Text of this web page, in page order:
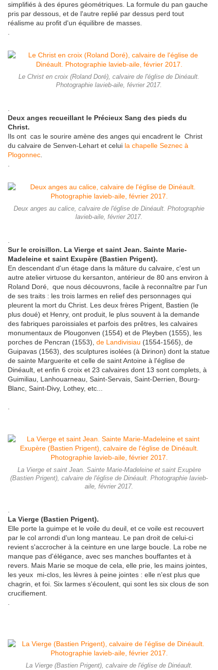
simplifiés à des épures géométriques. La formule du pan gauche
pris par dessous, et de l'autre replié par dessus perd tout
réalisme au profit d'un équilibre de masses.
Le Christ en croix (Roland Doré), calvaire de l'église de Dinéault.
Photographie lavieb-aile, février 2017.
Deux anges recueillant le Précieux Sang des pieds du
Christ.
Ils ont cas le sourire amène des anges qui encadrent le Christ
du calvaire de Senven-Lehart et celui la chapelle Seznec à
Plogonnec
Deux anges au calice, calvaire de l'église de Dinéault. Photographie
lavieb-aile, février 2017.
Sur le croisillon. La Vierge et saint Jean. Sainte Marie-
Madeleine et saint Exupère (Bastien Prigent).
En descendant d'un étage dans la mâture du calvaire, c'est un
autre atelier virtuose du kersanton, antérieur de 80 ans environ à
Roland Doré, que nous découvrons, facile à reconnaître par l'un
de ses traits : les trois larmes en relief des personnages qui
pleurent la mort du Christ. Les deux frères Prigent, Bastien (le
plus doué) et Henry, ont produit, le plus souvent à la demande
des fabriques paroissiales et parfois des prêtres, les calvaires
monumentaux de Plougonven (1554) et de Pleyben (1555), les
porches de Pencran (1553), de Landivisiau (1554-1565), de
Guipavas (1563), des sculptures isolées (à Dirinon) dont la statue
de sainte Marguerite et celle de saint Antoine à l'église de
Dinéault, et enfin 6 croix et 23 calvaires dont 13 sont complets, à
Guimiliau, Lanhouarneau, Saint-Servais, Saint-Derrien, Bourg-
Blanc, Saint-Divy, Lothey, etc...
La Vierge et saint Jean. Sainte Marie-Madeleine et saint Exupère
(Bastien Prigent), calvaire de l'église de Dinéault. Photographie lavieb-
aile, février 2017.
La Vierge (Bastien Prigent).
Elle porte la guimpe et le voile du deuil, et ce voile est recouvert
par le col arrondi d'un long manteau. Le pan droit de celui-ci
revient s'accrocher à la ceinture en une large boucle. La robe ne
manque pas d'élégance, avec ses manches bouffantes et à
revers. Mais Marie se moque de cela, elle prie, les mains jointes,
les yeux mi-clos, les lèvres à peine jointes : elle n'est plus que
chagrin, et foi. Six larmes s'écoulent, qui sont les six clous de son
crucifiement.
La Vierge (Bastien Prigent), calvaire de l'église de Dinéault.